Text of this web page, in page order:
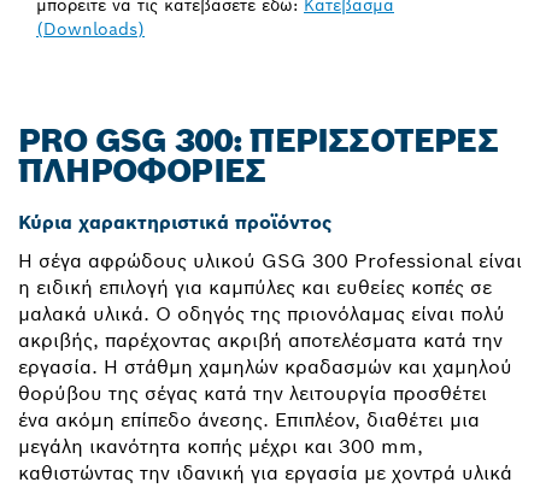
μπορείτε να τις κατεβάσετε εδώ: Κατέβασμα
(Downloads)
PRO GSG 300: ΠΕΡΙΣΣΌΤΕΡΕΣ
ΠΛΗΡΟΦΟΡΊΕΣ
Κύρια χαρακτηριστικά προϊόντος
Η σέγα αφρώδους υλικού GSG 300 Professional είναι
η ειδική επιλογή για καμπύλες και ευθείες κοπές σε
μαλακά υλικά. Ο οδηγός της πριονόλαμας είναι πολύ
ακριβής, παρέχοντας ακριβή αποτελέσματα κατά την
εργασία. Η στάθμη χαμηλών κραδασμών και χαμηλού
θορύβου της σέγας κατά την λειτουργία προσθέτει
ένα ακόμη επίπεδο άνεσης. Επιπλέον, διαθέτει μια
μεγάλη ικανότητα κοπής μέχρι και 300 mm,
καθιστώντας την ιδανική για εργασία με χοντρά υλικά